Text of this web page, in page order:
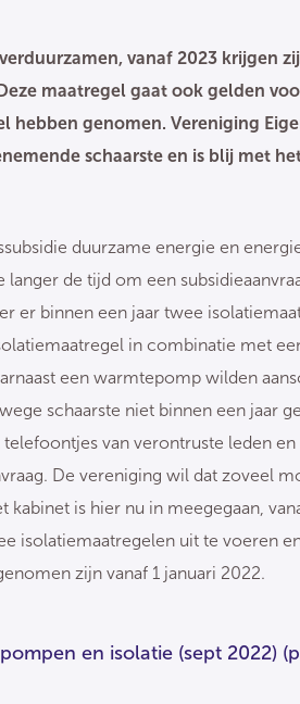
vanaf 2023 krijgen
maatregel gaat ook gelden
hebben genomen. Vereniging
schaarste en is blij met
duurzame energie en
de tijd om een
er binnen een jaar twee
in combinatie met
een warmtepomp wilden
schaarste niet binnen een jaar
van verontruste leden
De vereniging wil dat zoveel
is hier nu in meegegaan,
isolatiemaatregelen uit te voeren
zijn vanaf 1 januari 2022.
en isolatie (sept 2022)